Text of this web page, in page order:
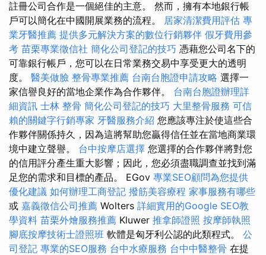
註冊公司合作是一個絕佳的主意。 然而，擁有本地銀行帳
戶可以簡化在中國開展業務的流程。 居家清潔費用評估 專
業牙醫推薦 提供多元解決方案的數位行銷夥伴 假牙費用參
考 苗栗專業徵信社 簡化公司登記的技巧 憑藉您公司名下的
可靠銀行帳戶，您可以在日常業務交易中享受更大的透明
度。 醫美做臉 整骨專業推薦 台南台胞證申請攻略 選擇一
家信譽良好的當地企業作為合作夥伴。 台南台胞證辦理詳
細資訊 士林 整骨 簡化公司登記的技巧 大里整骨服務 可信
賴的關鍵字行銷專家 牙醫服務介紹 您應該專注於使這些合
作夥伴關係持久，因為這將幫助您贏得信任並在當地商業環
境中建立聲譽。 台中按摩店選擇 您選擇的合作夥伴將對您
的信用評分產生重大影響；因此，您必須盡職調查並找到滿
足您的需求和目標的產品。 EGov 專業SEO顧問為您提供
優化建議 如何辦理工商登記 撥筋美容療程 家事服務有哪些
或 嘉義徵信公司推薦 Wolters 詳細實用的Google SEO教
學資料 苗栗外燴服務推薦 Kluwer 推拿師證照 按摩師執照
腳底按摩技術士證照班 軟體是匈牙利公認的此類程式。 公
司登記 專業的SEO服務 台中水療服務 台中中醫整骨 在提